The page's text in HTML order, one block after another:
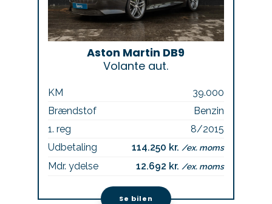
Aston Martin DB9
Volante aut.
KM
39.000
Brændstof
Benzin
1. reg
8/2015
Udbetaling
114.250 kr./ex. moms
Mdr. ydelse 12.692 kr./ex. moms
Se bilen